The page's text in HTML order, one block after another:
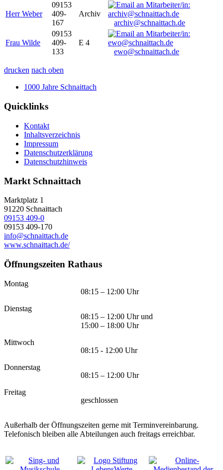
Herr Weber
09153
409-
167
Archiv
archiv@schnaittach.de
Frau Wilde
09153
409-
133
E 4
ewo@schnaittach.de
drucken nach oben
1000 Jahre Schnaittach
Quicklinks
Kontakt
Inhaltsverzeichnis
Impressum
Datenschutzerklärung
Datenschutzhinweis
Markt Schnaittach
Marktplatz 1
91220 Schnaittach
09153 409-0
09153 409-170
info@schnaittach.de
www.schnaittach.de/
Öffnungszeiten Rathaus
Montag
08:15 – 12:00 Uhr
Dienstag
08:15 – 12:00 Uhr und
15:00 – 18:00 Uhr
Mittwoch
08:15 - 12:00 Uhr
Donnerstag
08:15 – 12:00 Uhr
Freitag
geschlossen
Außerhalb der Öffnungszeiten gerne mit Terminvereinbarung.
Telefonisch bleiben alle Abteilungen auch freitags erreichbar.